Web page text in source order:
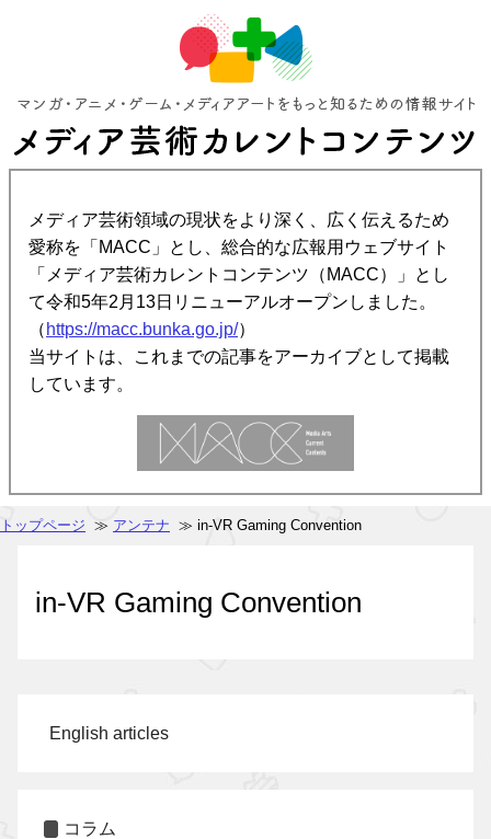
メディア芸術領域の現状をより深く、広く伝えるため
愛称を「MACC」とし、総合的な広報用ウェブサイト
「メディア芸術カレントコンテンツ（MACC）」とし
て令和5年2月13日リニューアルオープンしました。
（ https://macc.bunka.go.jp/）
当サイトは、これまでの記事をアーカイブとして掲載
しています。
トップページ ≫ アンテナ ≫ in-VR Gaming Convention
in-VR Gaming Convention
English articles
コラム